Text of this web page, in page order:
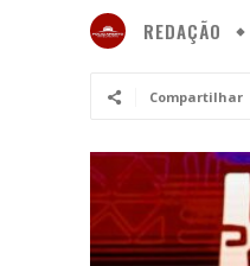
REDAÇÃO
Compartilhar